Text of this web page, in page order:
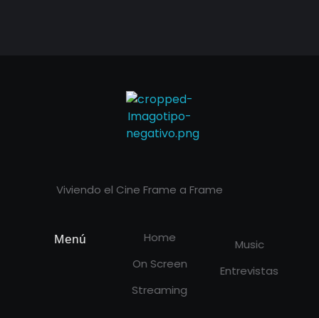
Viviendo el Cine Frame a Frame
Menú
Home
On Screen
Streaming
Music
Entrevistas